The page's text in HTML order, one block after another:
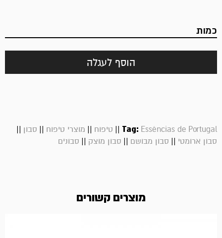
כמות
הוסף לעגלה
Tag: Essências de Portugal
|| טיפוח || מוצרי טיפוח || סבון ||
סבון ארומטי || סבון מבושם || סבון מוצק || סבונים
מוצרים קשורים